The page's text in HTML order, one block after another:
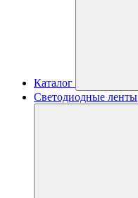
Каталог
Светодиодные ленты